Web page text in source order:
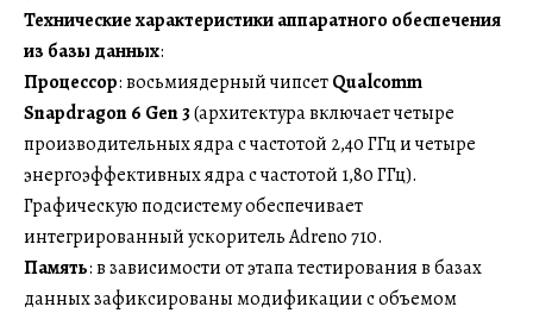
Технические характеристики аппаратного обеспечения
из базы данных:
Процессор: восьмиядерный чипсетQualcomm
Snapdragon 6 Gen 3(архитектура включает четыре
производительных ядра с частотой 2,40 ГГц и четыре
энергоэффективных ядра с частотой 1,80 ГГц).
Графическую подсистему обеспечивает
интегрированный ускоритель Adreno 710.
Память: в зависимости от этапа тестирования в базах
данных зафиксированы модификации с объемом